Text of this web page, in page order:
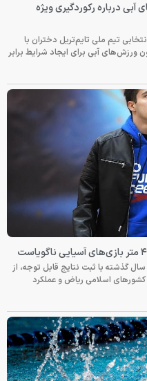
درباره رکوردگیری ویژه
تیم ملی تایم‌تریل دختران با
ورزش‌های آبی برای ایجاد شرایط برابر
گذشته با ثبت نتایج قابل توجه، از
اسلامی ریاض و عملکرد